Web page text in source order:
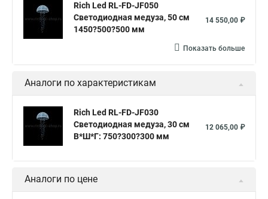
Светодиодная фигура олень Светодиодная фигура уличная
Фигура светодиодная уличная
Светодиодный уличный фигуры
Светодиодные фигуры олени
Светодиодный фигуры на новый год
Светодиодные фигуры на новый год
Светодиодные фигуры оленя
Rich Led RL-FD-JF050
Светодиодная медуза, 50 см
1450?500?500 мм
14 550,00 ₽
Показать больше
Аналоги по характеристикам
Rich Led RL-FD-JF030
Светодиодная медуза, 30 см
В*Ш*Г: 750?300?300 мм
12 065,00 ₽
Аналоги по цене